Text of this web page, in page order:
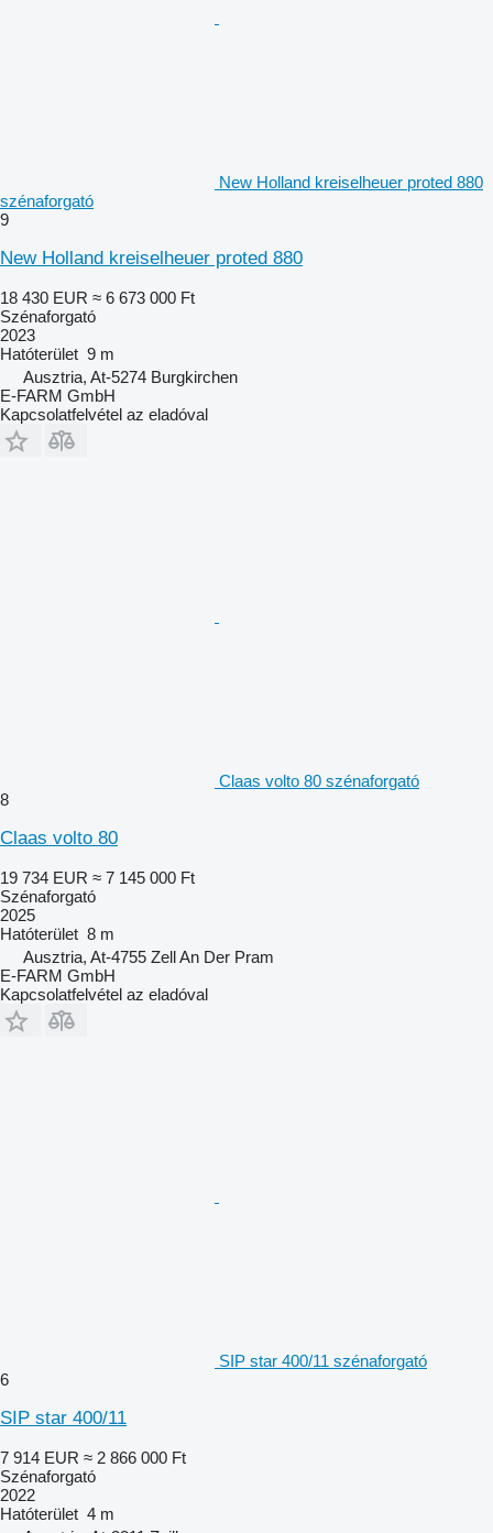
New Holland kreiselheuer proted 880
szénaforgató
9
New Holland kreiselheuer proted 880
18 430 EUR ≈ 6 673 000 Ft
Szénaforgató
2023
Hatóterület 9 m
Ausztria, At-5274 Burgkirchen
E-FARM GmbH
Kapcsolatfelvétel az eladóval
Claas volto 80 szénaforgató
8
Claas volto 80
19 734 EUR ≈ 7 145 000 Ft
Szénaforgató
2025
Hatóterület 8 m
Ausztria, At-4755 Zell An Der Pram
E-FARM GmbH
Kapcsolatfelvétel az eladóval
SIP star 400/11 szénaforgató
6
SIP star 400/11
7 914 EUR ≈ 2 866 000 Ft
Szénaforgató
2022
Hatóterület 4 m